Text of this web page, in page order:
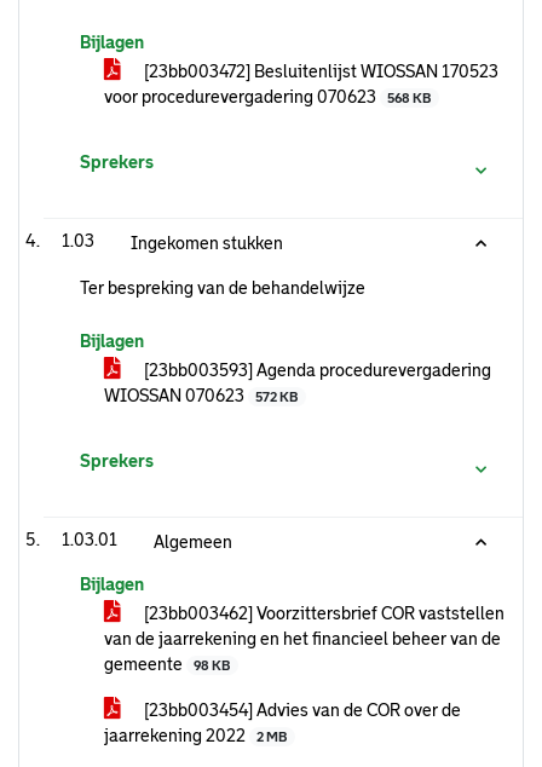
Bijlagen
[23bb003472] Besluitenlijst WIOSSAN 170523
voor procedurevergadering 070623
568 KB
Sprekers
1.03 Ingekomen stukken
Ter bespreking van de behandelwijze
Bijlagen
[23bb003593] Agenda procedurevergadering
WIOSSAN 070623
572 KB
Sprekers
1.03.01 Algemeen
Bijlagen
[23bb003462] Voorzittersbrief COR vaststellen
van de jaarrekening en het financieel beheer van de
gemeente
98 KB
[23bb003454] Advies van de COR over de
jaarrekening 2022
2 MB